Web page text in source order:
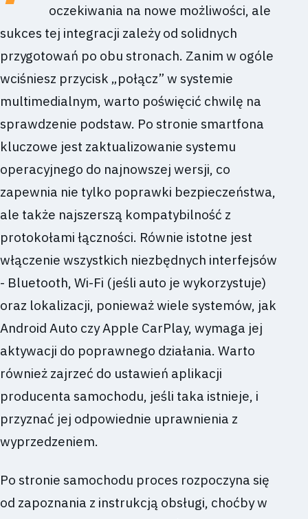
oczekiwania na nowe możliwości, ale
sukces tej integracji zależy od solidnych
przygotowań po obu stronach. Zanim w ogóle
wciśniesz przycisk „połącz” w systemie
multimedialnym, warto poświęcić chwilę na
sprawdzenie podstaw. Po stronie smartfona
kluczowe jest zaktualizowanie systemu
operacyjnego do najnowszej wersji, co
zapewnia nie tylko poprawki bezpieczeństwa,
ale także najszerszą kompatybilność z
protokołami łączności. Równie istotne jest
włączenie wszystkich niezbędnych interfejsów
- Bluetooth, Wi-Fi (jeśli auto je wykorzystuje)
oraz lokalizacji, ponieważ wiele systemów, jak
Android Auto czy Apple CarPlay, wymaga jej
aktywacji do poprawnego działania. Warto
również zajrzeć do ustawień aplikacji
producenta samochodu, jeśli taka istnieje, i
przyznać jej odpowiednie uprawnienia z
wyprzedzeniem.
Po stronie samochodu proces rozpoczyna się
od zapoznania z instrukcją obsługi, choćby w